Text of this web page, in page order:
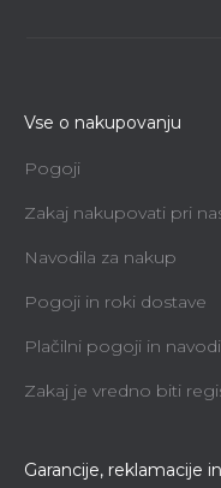
Vse o nakupovanju
Pogoji
Zakaj nakupovati pri
Navodila za nakup
Pogoji in roki dostave
Plačilni pogoji in
Zakaj je vredno biti
Garancije, reklamacije